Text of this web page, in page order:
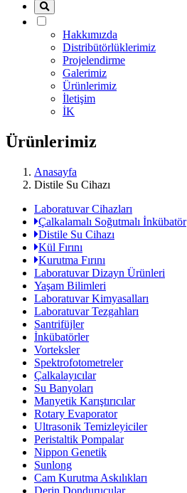
Hakkımızda
Distribütörlüklerimiz
Projelendirme
Galerimiz
Ürünlerimiz
İletişim
İK
Ürünlerimiz
Anasayfa
Distile Su Cihazı
Laboratuvar Cihazları
Çalkalamalı Soğutmalı İnkübatör
Distile Su Cihazı
Kül Fırını
Kurutma Fırını
Laboratuvar Dizayn Ürünleri
Yaşam Bilimleri
Laboratuvar Kimyasalları
Laboratuvar Tezgahları
Santrifüjler
İnkübatörler
Vorteksler
Spektrofotometreler
Çalkalayıcılar
Su Banyoları
Manyetik Karıştırıcılar
Rotary Evaporator
Ultrasonik Temizleyiciler
Peristaltik Pompalar
Nippon Genetik
Sunlong
Cam Kurutma Askılıkları